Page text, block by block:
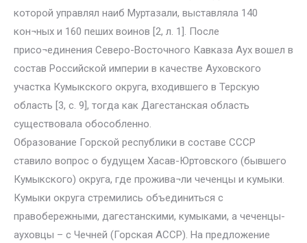
которой управлял наиб Муртазали, выставляла 140
кон¬ных и 160 пеших воинов [2, л. 1]. После
присо¬единения Северо-Восточного Кавказа Аух вошел в
состав Российской империи в качестве Ауховского
участка Кумыкского округа, входившего в Терскую
область [3, с. 9], тогда как Дагестанская область
существовала обособленно.
Образование Горской республики в составе СССР
ставило вопрос о будущем Хасав-Юртовского (бывшего
Кумыкского) округа, где прожива¬ли чеченцы и кумыки.
Кумыки округа стремились объединиться с
правобережными, дагестанскими, кумыками, а чеченцы-
ауховцы – с Чечней (Горская АССР). На предложение